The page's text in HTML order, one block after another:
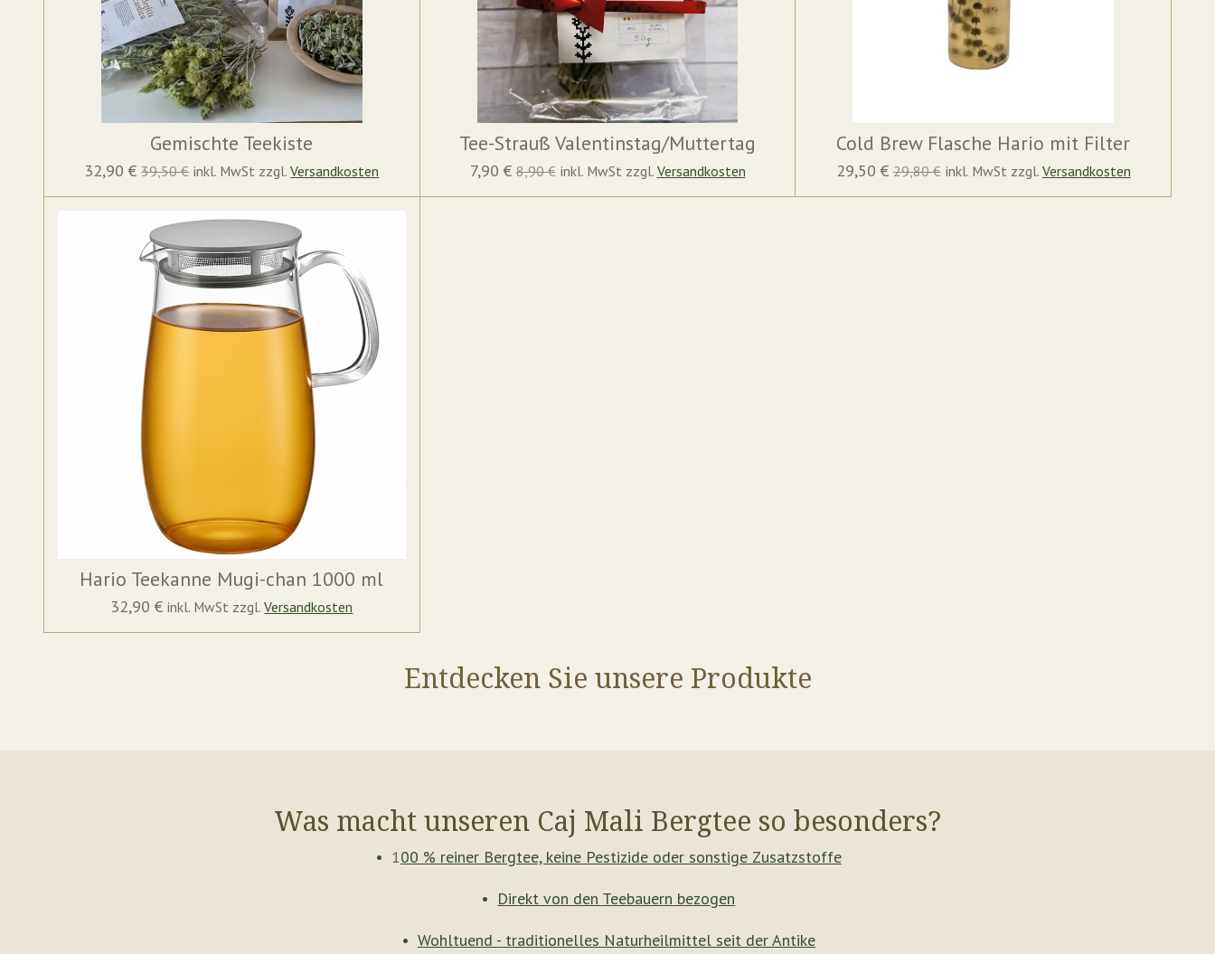
Gemischte Teekiste
32,90 € 39,50 € inkl. MwSt zzgl.Versandkosten
Tee-Strauß Valentinstag/Muttertag
7,90 € 8,90 € inkl. MwSt zzgl. Versandkosten
Cold Brew Flasche Hario mit Filter
29,50 € 29,80 € inkl. MwSt zzgl. Versandkosten
Hario Teekanne Mugi-chan 1000 ml
32,90 € inkl. MwSt zzgl.Versandkosten
Entdecken Sie unsere Produkte
Was macht unseren Caj Mali Bergtee so besonders?
100 % reiner Bergtee, keine Pestizide oder sonstige Zusatzstoffe
Direkt von den Teebauern bezogen
Wohltuend - traditionelles Naturheilmittel seit der Antike